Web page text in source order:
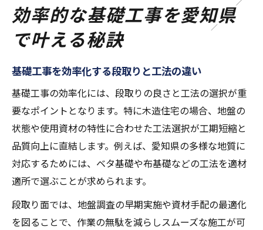
効率的な基礎工事を愛知県
で叶える秘訣
基礎工事を効率化する段取りと工法の違い
基礎工事の効率化には、段取りの良さと工法の選択が重
要なポイントとなります。特に木造住宅の場合、地盤の
状態や使用資材の特性に合わせた工法選択が工期短縮と
品質向上に直結します。例えば、愛知県の多様な地質に
対応するためには、ベタ基礎や布基礎などの工法を適材
適所で選ぶことが求められます。
段取り面では、地盤調査の早期実施や資材手配の最適化
を図ることで、作業の無駄を減らしスムーズな施工が可